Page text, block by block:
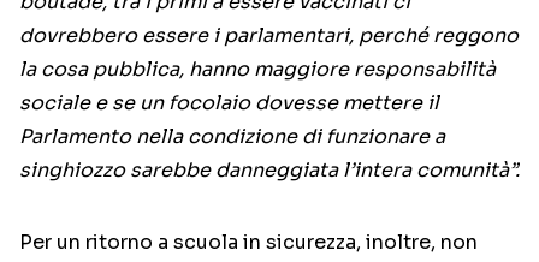
dovrebbero essere i parlamentari, perché reggono
la cosa pubblica, hanno maggiore responsabilità
sociale e se un focolaio dovesse mettere il
Parlamento nella condizione di funzionare a
singhiozzo sarebbe danneggiata l’intera comunità”.
Per un ritorno a scuola in sicurezza, inoltre, non